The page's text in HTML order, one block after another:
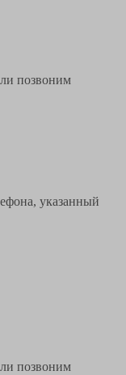
позвоним
указанный
позвоним